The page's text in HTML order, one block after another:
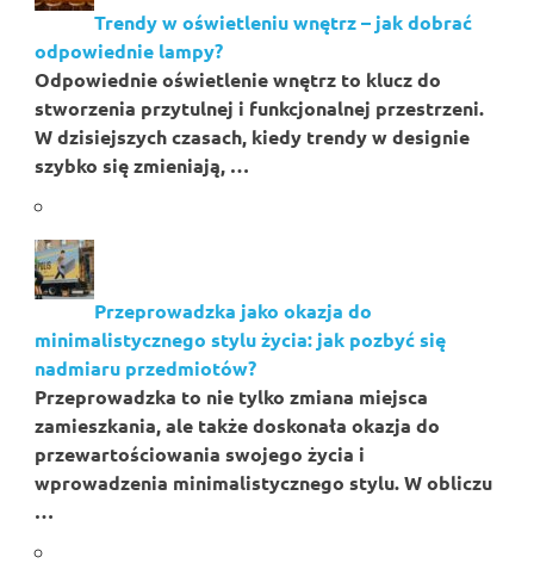
Trendy w oświetleniu wnętrz – jak dobrać
odpowiednie lampy?
Odpowiednie oświetlenie wnętrz to klucz do
stworzenia przytulnej i funkcjonalnej przestrzeni.
W dzisiejszych czasach, kiedy trendy w designie
szybko się zmieniają, …
Przeprowadzka jako okazja do
minimalistycznego stylu życia: jak pozbyć się
nadmiaru przedmiotów?
Przeprowadzka to nie tylko zmiana miejsca
zamieszkania, ale także doskonała okazja do
przewartościowania swojego życia i
wprowadzenia minimalistycznego stylu. W obliczu
…